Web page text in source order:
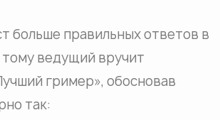
больше правильных ответов в
ведущий вручит
гример», обосновав
так: